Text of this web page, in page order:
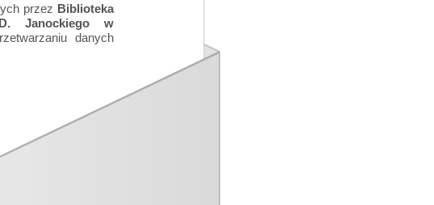
przez Biblioteka
Janockiego w
danych